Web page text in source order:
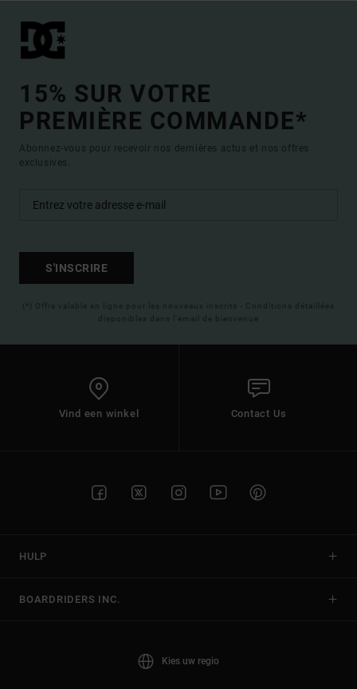
15% SUR VOTRE
PREMIÈRE COMMANDE*
Abonnez-vous pour recevoir nos dernières actus et nos offres
exclusives.
S'INSCRIRE
(*) Offre valable en ligne pour les nouveaux inscrits - Conditions détaillées
disponibles dans l'email de bienvenue
Vind een winkel Contact Us
HULP
BOARDRIDERS INC.
Kies uw regio